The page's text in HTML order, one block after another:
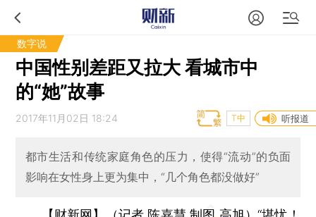
数字说
中国性别差距又拉大 看城市中
的“她”故事
2017年11月02日 18:24 听报道
T中
都市生活和传统家庭角色的压力，使得“流动”的负面
影响在女性身上更为集中，“几个角色都没做好”